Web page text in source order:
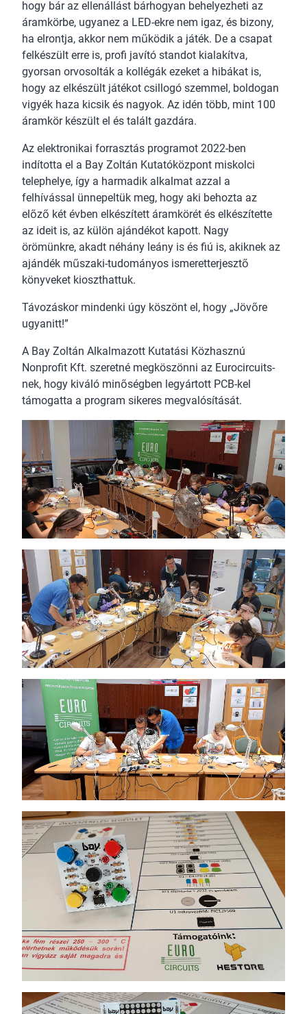
hogy bár az ellenállást bárhogyan behelyezheti az
áramkörbe, ugyanez a LED-ekre nem igaz, és bizony,
ha elrontja, akkor nem működik a játék. De a csapat
felkészült erre is, profi javító standot kialakítva,
gyorsan orvosolták a kollégák ezeket a hibákat is,
hogy az elkészült játékot csillogó szemmel, boldogan
vigyék haza kicsik és nagyok. Az idén több, mint 100
áramkör készült el és talált gazdára.
Az elektronikai forrasztás programot 2022-ben
indította el a Bay Zoltán Kutatóközpont miskolci
telephelye, így a harmadik alkalmat azzal a
felhívással ünnepeltük meg, hogy aki behozta az
előző két évben elkészített áramkörét és elkészítette
az ideit is, az külön ajándékot kapott. Nagy
örömünkre, akadt néhány leány is és fiú is, akiknek az
ajándék műszaki-tudományos ismeretterjesztő
könyveket kioszthattuk.
Távozáskor mindenki úgy köszönt el, hogy „Jövőre
ugyanitt!”
A Bay Zoltán Alkalmazott Kutatási Közhasznú
Nonprofit Kft. szeretné megköszönni az Eurocircuits-
nek, hogy kiváló minőségben legyártott PCB-kel
támogatta a program sikeres megvalósítását.